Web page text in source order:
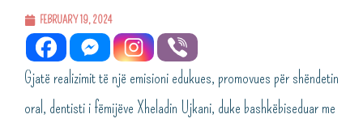
FEBRUARY 19, 2024
Gjatë realizimit të një emisioni edukues, promovues për shëndetin
oral, dentisti i fëmijëve Xheladin Ujkani, duke bashkëbiseduar me